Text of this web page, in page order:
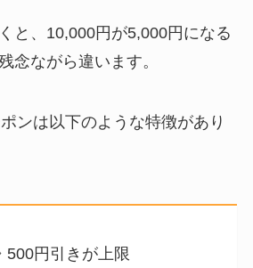
と、10,000円が5,000円になる
念ながら違います。
ンは以下のような特徴があり
円引きが上限